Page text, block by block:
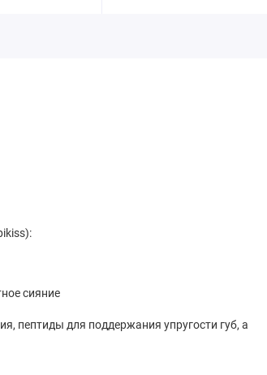
сияние
пептиды для поддержания упругости губ, а